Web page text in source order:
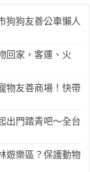
狗狗友善公車懶人
回家，客運、火
物友善商場！快帶
出門踏青吧～全台
遊樂區？保護動物